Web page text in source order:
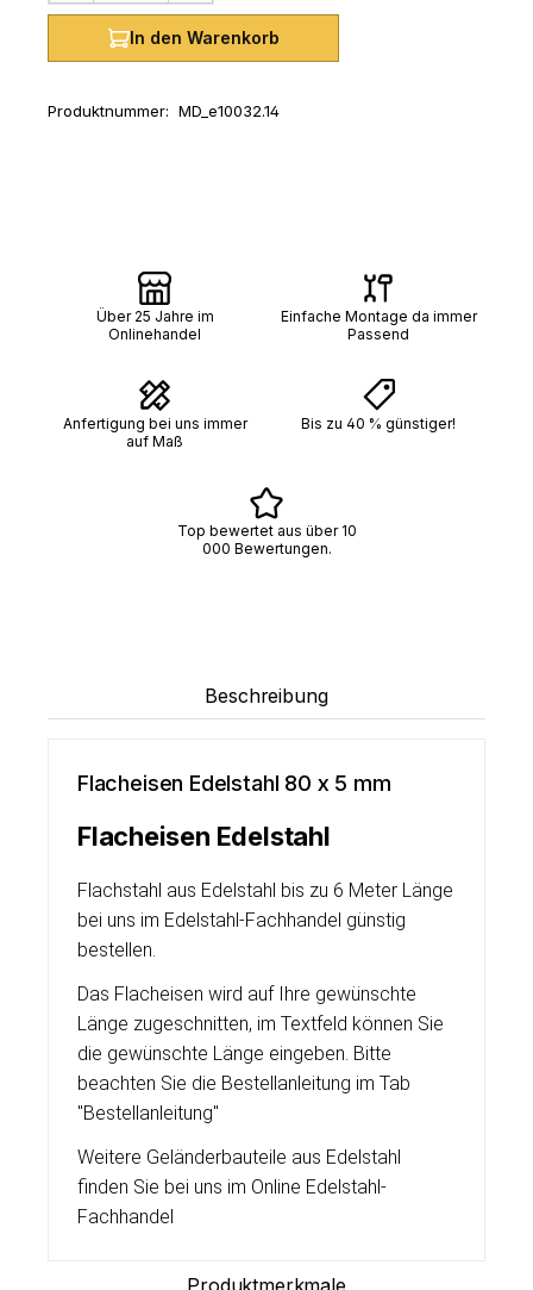
In den Warenkorb
Produktnummer: MD_e10032.14
Über 25 Jahre im
Onlinehandel
Einfache Montage da immer
Passend
Anfertigung bei uns immer
auf Maß
Bis zu 40 % günstiger!
Top bewertet aus über 10
000 Bewertungen.
Beschreibung
Flacheisen Edelstahl 80 x 5 mm
Flacheisen Edelstahl
Flachstahl aus Edelstahl bis zu 6 Meter Länge
bei uns im Edelstahl-Fachhandel günstig
bestellen.
Das Flacheisen wird auf Ihre gewünschte
Länge zugeschnitten, im Textfeld können Sie
die gewünschte Länge eingeben. Bitte
beachten Sie die Bestellanleitung im Tab
"Bestellanleitung"
Weitere Geländerbauteile aus Edelstahl
finden Sie bei uns im Online Edelstahl-
Fachhandel
Produktmerkmale